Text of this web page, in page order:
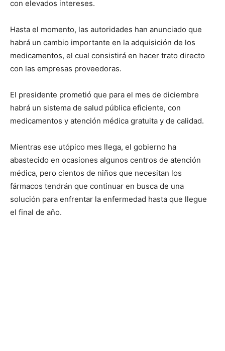
con elevados intereses.
Hasta el momento, las autoridades han anunciado que
habrá un cambio importante en la adquisición de los
medicamentos, el cual consistirá en hacer trato directo
con las empresas proveedoras.
El presidente prometió que para el mes de diciembre
habrá un sistema de salud pública eficiente, con
medicamentos y atención médica gratuita y de calidad.
Mientras ese utópico mes llega, el gobierno ha
abastecido en ocasiones algunos centros de atención
médica, pero cientos de niños que necesitan los
fármacos tendrán que continuar en busca de una
solución para enfrentar la enfermedad hasta que llegue
el final de año.